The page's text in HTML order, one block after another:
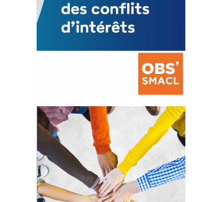
La prévention des conflits
d’intérêts
18 septembre 2023
FEUILLETER